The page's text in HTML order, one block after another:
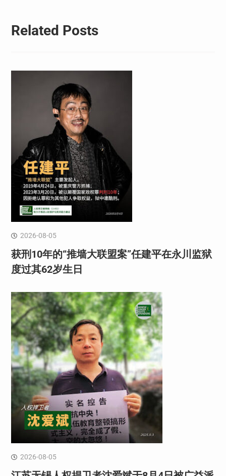
Related Posts
2026-08-05
获刑10年的“推墙大联盟案”任建平在永川监狱
度过其62岁生日
2026-08-05